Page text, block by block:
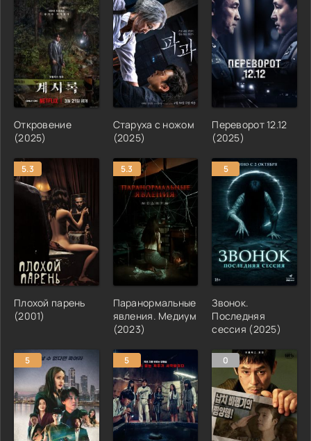
Откровение
(2025)
Старуха с ножом
(2025)
Переворот 12.12
(2025)
5.3
Плохой парень
(2001)
5.3
Паранормальные
явления. Медиум
(2023)
5
Звонок.
Последняя
сессия (2025)
5 5 0